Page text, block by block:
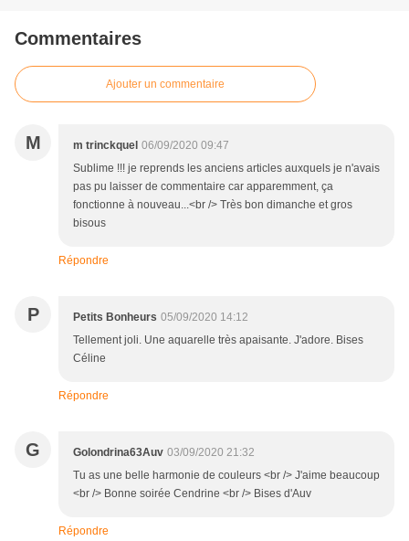
Commentaires
Ajouter un commentaire
M m trinckquel 06/09/2020 09:47
Sublime !!! je reprends les anciens articles auxquels je n'avais
pas pu laisser de commentaire car apparemment, ça
fonctionne à nouveau...<br /> Très bon dimanche et gros
bisous
Répondre
P Petits Bonheurs 05/09/2020 14:12
Tellement joli. Une aquarelle très apaisante. J'adore. Bises
Céline
Répondre
G Golondrina63Auv 03/09/2020 21:32
Tu as une belle harmonie de couleurs <br /> J'aime beaucoup
<br /> Bonne soirée Cendrine <br /> Bises d'Auv
Répondre